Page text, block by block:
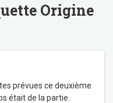
Origine
prévues ce deuxième
était de la partie.